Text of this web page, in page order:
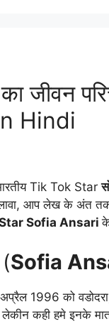
का जीवन
Hindi
Tik Tok Star
आप लेख के अंत
Sofia Ansari
Sofia
1996 को
कही हमे इनके